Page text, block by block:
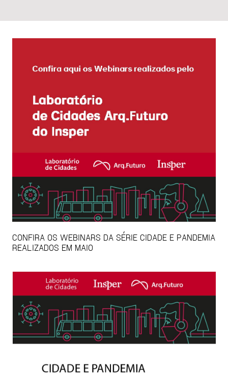
CONFIRA OS WEBINARS DA SÉRIE CIDADE E PANDEMIA
REALIZADOS EM MAIO